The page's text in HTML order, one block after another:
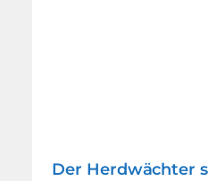
Der Herdwächter